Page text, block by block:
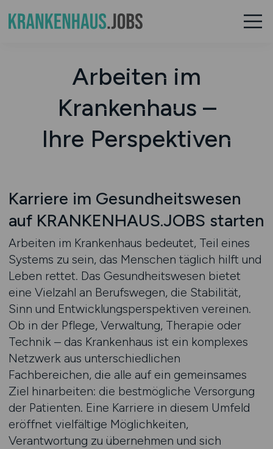
Arbeiten im
Krankenhaus –
Ihre Perspektiven
Karriere im Gesundheitswesen
auf KRANKENHAUS.JOBS starten
Arbeiten im Krankenhaus bedeutet, Teil eines
Systems zu sein, das Menschen täglich hilft und
Leben rettet. Das Gesundheitswesen bietet
eine Vielzahl an Berufswegen, die Stabilität,
Sinn und Entwicklungsperspektiven vereinen.
Ob in der Pflege, Verwaltung, Therapie oder
Technik – das Krankenhaus ist ein komplexes
Netzwerk aus unterschiedlichen
Fachbereichen, die alle auf ein gemeinsames
Ziel hinarbeiten: die bestmögliche Versorgung
der Patienten. Eine Karriere in diesem Umfeld
eröffnet vielfältige Möglichkeiten,
Verantwortung zu übernehmen und sich